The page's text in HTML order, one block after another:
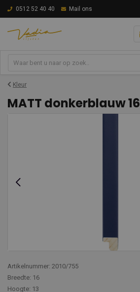
0512 52 40 40 Mail ons
Kleur
MATT donkerblauw 16
Artikelnummer: 2010/755
Breedte: 16
Hoogte: 13